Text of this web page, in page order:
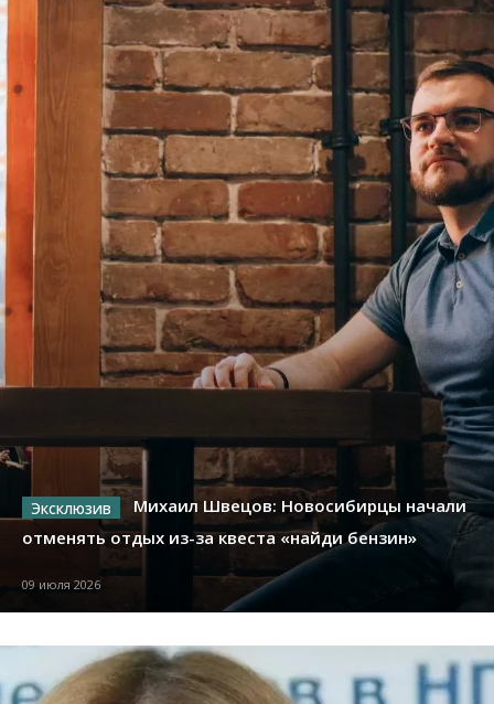
Михаил Швецов: Новосибирцы начали
отменять отдых из-за квеста «найди бензин»
09 июля 2026